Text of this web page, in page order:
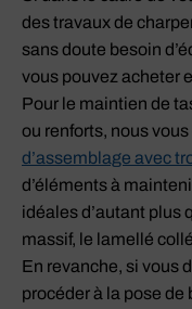
des travaux de
sans doute besoin
vous pouvez acheter
Pour le maintien de
ou renforts, nous
d’assemblage avec
d’éléments à
idéales d’autant plus
massif, le lamellé
En revanche, si vous
procéder à la pose de